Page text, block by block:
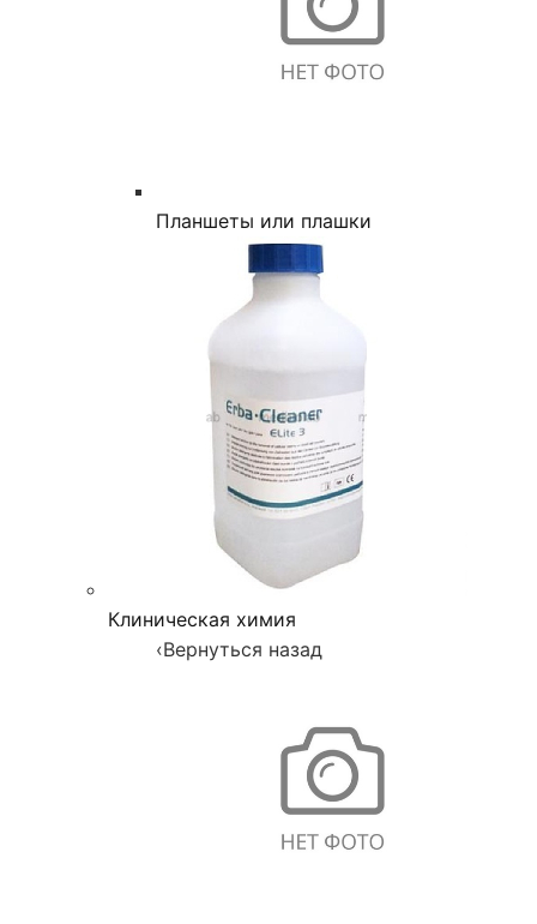
Планшеты или плашки
Клиническая химия
‹Вернуться назад